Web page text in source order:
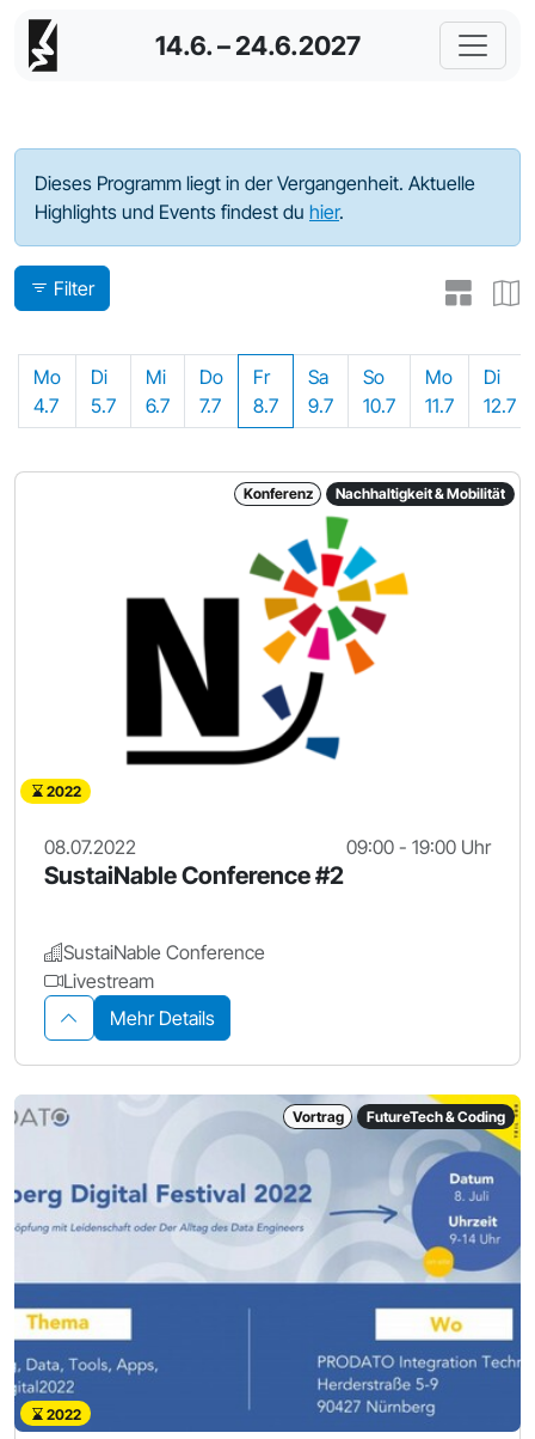
14.6. – 24.6.2027
Programm - 2022
Dieses Programm liegt in der Vergangenheit. Aktuelle
Highlights und Events findest du hier.
Filter
Mo
4.7
Di
5.7
Mi
6.7
Do
7.7
Fr
8.7
Sa
9.7
So
10.7
Mo
11.7
Di
12.7
Konferenz Nachhaltigkeit & Mobilität
2022
08.07.2022 09:00 - 19:00 Uhr
SustaiNable Conference #2
SustaiNable Conference
Livestream
Mehr Details
Vortrag FutureTech & Coding
2022